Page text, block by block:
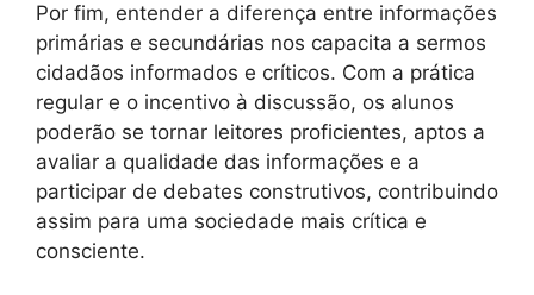
Por fim, entender a diferença entre informações
primárias e secundárias nos capacita a sermos
cidadãos informados e críticos. Com a prática
regular e o incentivo à discussão, os alunos
poderão se tornar leitores proficientes, aptos a
avaliar a qualidade das informações e a
participar de debates construtivos, contribuindo
assim para uma sociedade mais crítica e
consciente.